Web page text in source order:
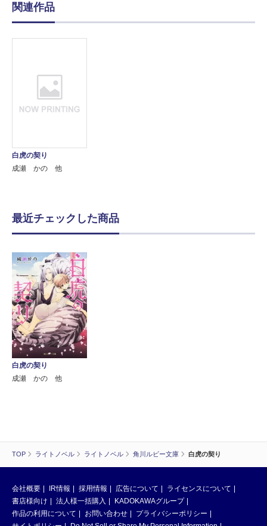
TOP ライトノベル ライトノベル 角川ルビー文庫 白虎の契り
関連作品
白虎の契り
成瀬 かの 他
最近チェックした商品
白虎の契り
成瀬 かの 他
会社概要 IR情報 採用情報 広告について
ライセンスについて
書店様向け
法人様一括購入
KADOKAWAグループ
作品の利用について
お問い合わせ
プライバシーポリシー